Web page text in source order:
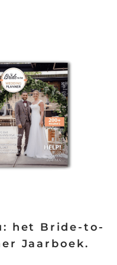
voor je zijn:
het Bride-to-
Jaarboek.